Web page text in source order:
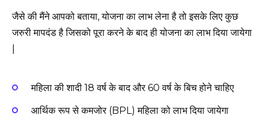
जैसे की मैंने आपको बताया, योजना का लाभ लेना है तो इसके लिए कुछ
जरुरी मापदंड है जिसको पूरा करने के बाद ही योजना का लाभ दिया जायेगा
महिला की शादी 18 वर्ष के बाद और 60 वर्ष के बिच होने चाहिए
आर्थिक रूप से कमजोर (BPL) महिला को लाभ दिया जायेगा